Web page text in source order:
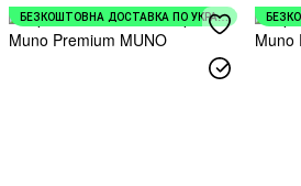
БЕЗКОШТОВНА ДОСТАВКА ПО УКРАЇНІ